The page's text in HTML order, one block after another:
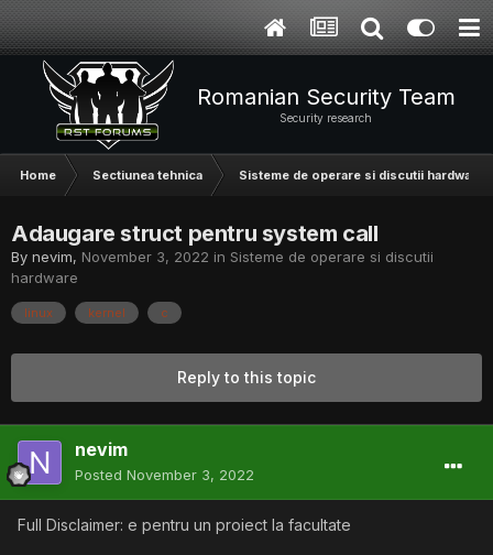
Romanian Security Team
Security research
Home Sectiunea tehnica Sisteme de operare si discutii hardware
Adaugare struct pentru system call
By nevim, November 3, 2022 in Sisteme de operare si discutii
hardware
linux kernel c
Reply to this topic
nevim
Posted November 3, 2022
Full Disclaimer: e pentru un proiect la facultate